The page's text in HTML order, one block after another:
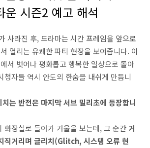
운 시즌2 예고 해석
사라진 후, 드라마는 시간 프레임을 앞으로
열리는 유쾌한 파티 현장을 보여줍니다. 이
서 벗어나 평화롭고 행복한 일상으로 돌아
청자들 역시 안도의 한숨을 내쉬게 만듭니
는 반전은 마지막 서브 밀리초에 등장합니
화장실로 들어가 거울을 보는데, 그 순간 거
직거리며 글리치(Glitch, 시스템 오류 현